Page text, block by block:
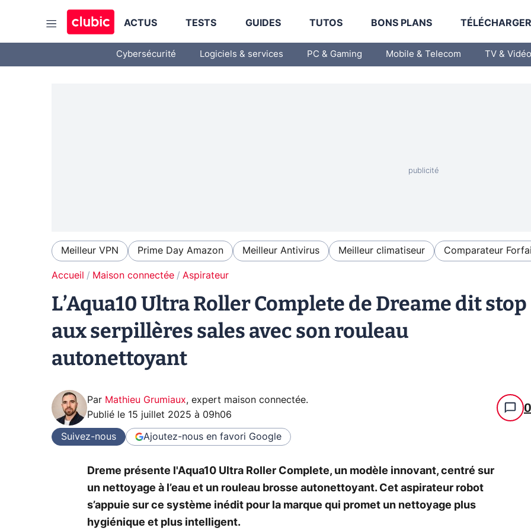
ACTUS TESTS GUIDES TUTOS BONS PLANS
Cybersécurité Logiciels & services PC & Gaming Mobile & Telecom TV & Vidéo
Meilleur VPN Prime Day Amazon Meilleur Antivirus Meilleur climatiseur Comparateur
Accueil Maison connectée Aspirateur
L’Aqua10 Ultra Roller Complete de Dreame dit stop
aux serpillères sales avec son rouleau
autonettoyant
Par Mathieu Grumiaux, expert maison connectée.
Publié le 15 juillet 2025 à 09h06 0
Suivez-nous Ajoutez-nous en favori Google
Dreme présente l'Aqua10 Ultra Roller Complete, un modèle innovant, centré sur
un nettoyage à l’eau et un rouleau brosse autonettoyant. Cet aspirateur robot
s’appuie sur ce système inédit pour la marque qui promet un nettoyage plus
hygiénique et plus intelligent.